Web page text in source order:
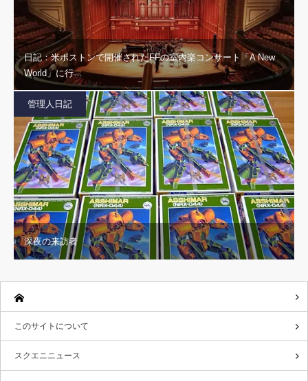
日記：米ボストンで開催されたFFの室内楽コンサート「A New
World」に行…
管理人日記
深夜の来訪者
このサイトについて
スクエニニュース